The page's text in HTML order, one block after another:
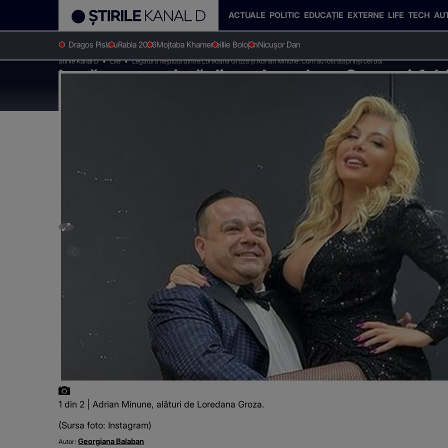
ACTUALE POLITIC EDUCAȚIE EXTERNE LIFE TECH
Dragos PislaruRabla 2026Mojtaba KhameneiIlie BolojanNicușor Dan
Stirile Kanal D Life Legătura neștiută dintre Loredana Groza și Adrian Minune. Cum au fost surprinși cei doi
Legătura neștiută dintre Loredana Groza și
1 din 2 | Adrian Minune, alături de Loredana Groza.
(Sursa foto: Instagram)
Autor: Georgiana Balaban